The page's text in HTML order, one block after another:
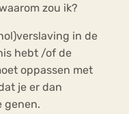
zou ik?
in de
hebt /of de
oppassen met
je er dan
genen.